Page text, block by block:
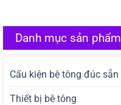
Danh mục sản phẩm
Cấu kiện bê tông đúc sẵn
Thiết bị bê tông